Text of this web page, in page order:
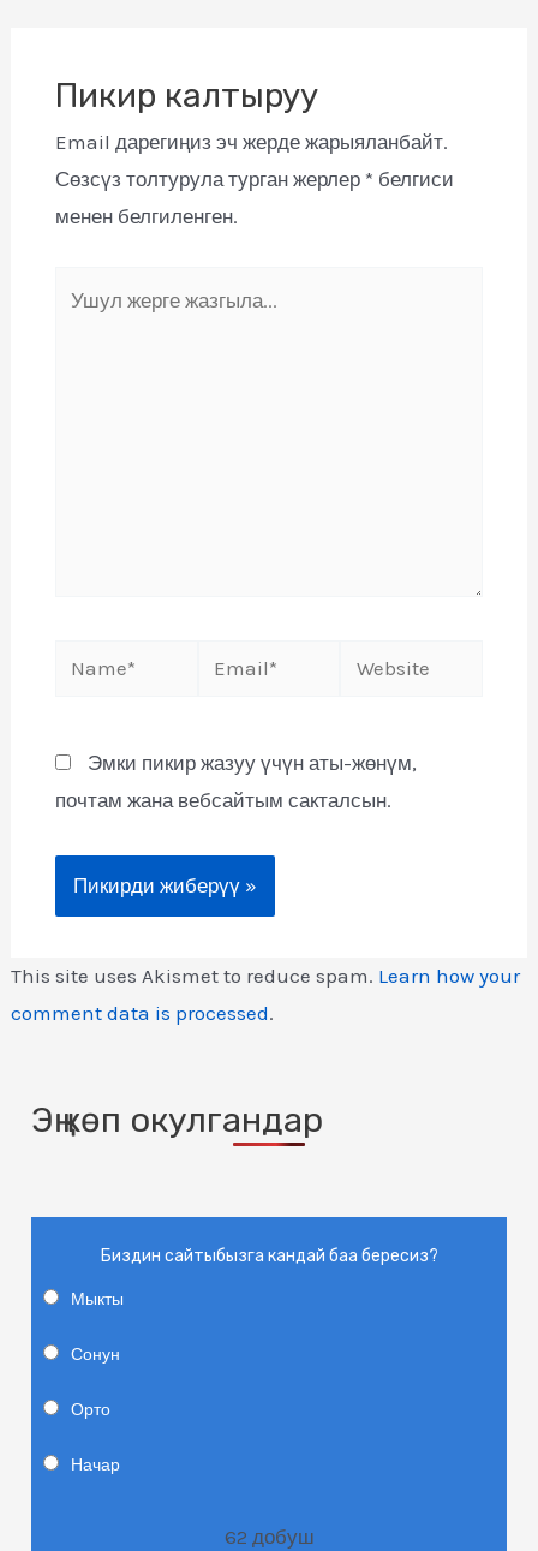
Пикир калтыруу
Email дарегиңиз эч жерде жарыяланбайт.
Сөзсүз толтурула турган жерлер * белгиси
менен белгиленген.
Эмки пикир жазуу үчүн аты-жөнүм,
почтам жана вебсайтым сакталсын.
This site uses Akismet to reduce spam. Learn how your
comment data is processed.
Эң көп окулгандар
Биздин сайтыбызга кандай баа бересиз?
Мыкты
Сонун
Орто
Начар
62 добуш